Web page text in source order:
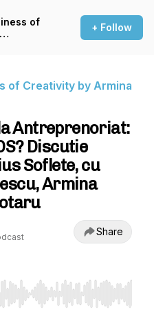
of
+ Follow
of Creativity by Armina
Antreprenoriat:
Discutie
Soflete, cu
Armina
Share
seek, Home/End to jump to